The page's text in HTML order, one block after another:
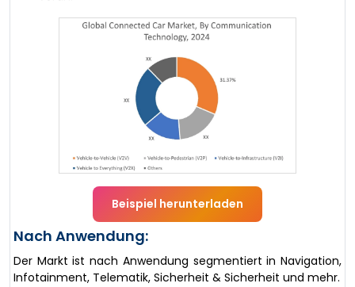
Beispiel herunterladen
Nach Anwendung:
Der Markt ist nach Anwendung segmentiert in Navigation,
Infotainment, Telematik, Sicherheit & Sicherheit und mehr.